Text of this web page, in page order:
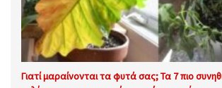
Γιατί μαραίνονται τα φυτά σας; Τα 7 πιο